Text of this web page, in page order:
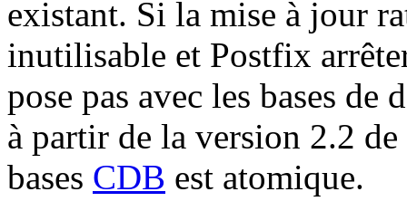
existant. Si la mise à jour
inutilisable et Postfix
pose pas avec les bases
à partir de la version 2.2
bases CDB est atomique.